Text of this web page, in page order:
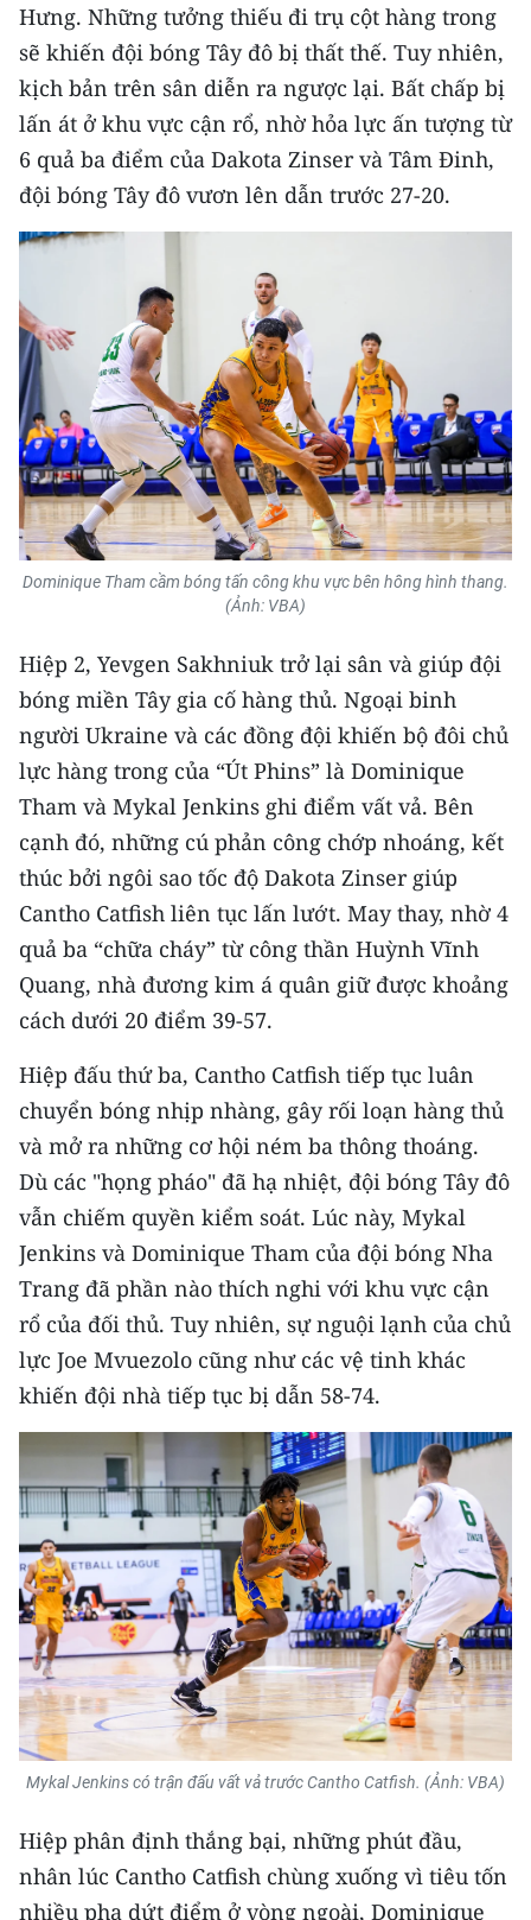
E-Magazine
Video
Media Chính trị
Media Kinh tế
Media Văn hóa
Media Xã hội
Media Pháp luật
Media Du lịch
Media Thế giới
Media Thể thao
Media Giáo dục
Media Y tế
Media Môi trường
Ảnh
Infographic
TIN MỚI
TIN ĐỊA PHƯƠNG
Trung du và miền núi phía Bắc
Bắc Trung Bộ
Duyên hải Nam Trung Bộ và Tây
Nguyên
Đông Nam Bộ
Đồng bằng sông Cửu Long
Chuyên trang Hà Nội
Chuyên trang TP. Hồ Chí Minh
CHUYÊN ĐỀ
CÁC CHUYÊN TRANG
VỀ BÁO NHÂN DÂN
THỜI NAY
NHÂN DÂN CUỐI TUẦN
NHÂN DÂN HẰNG THÁNG
ĐỌC BÁO IN
Hưng. Những tưởng thiếu đi trụ cột hàng trong
sẽ khiến đội bóng Tây đô bị thất thế. Tuy nhiên,
kịch bản trên sân diễn ra ngược lại. Bất chấp bị
lấn át ở khu vực cận rổ, nhờ hỏa lực ấn tượng từ
6 quả ba điểm của Dakota Zinser và Tâm Đinh,
đội bóng Tây đô vươn lên dẫn trước 27-20.
Dominique Tham cầm bóng tấn công khu vực bên hông hình thang.
(Ảnh: VBA)
Hiệp 2, Yevgen Sakhniuk trở lại sân và giúp đội
bóng miền Tây gia cố hàng thủ. Ngoại binh
người Ukraine và các đồng đội khiến bộ đôi chủ
lực hàng trong của “Út Phins” là Dominique
Tham và Mykal Jenkins ghi điểm vất vả. Bên
cạnh đó, những cú phản công chớp nhoáng, kết
thúc bởi ngôi sao tốc độ Dakota Zinser giúp
Cantho Catfish liên tục lấn lướt. May thay, nhờ 4
quả ba “chữa cháy” từ công thần Huỳnh Vĩnh
Quang, nhà đương kim á quân giữ được khoảng
cách dưới 20 điểm 39-57.
Hiệp đấu thứ ba, Cantho Catfish tiếp tục luân
chuyển bóng nhịp nhàng, gây rối loạn hàng thủ
và mở ra những cơ hội ném ba thông thoáng.
Dù các "họng pháo" đã hạ nhiệt, đội bóng Tây đô
vẫn chiếm quyền kiểm soát. Lúc này, Mykal
Jenkins và Dominique Tham của đội bóng Nha
Trang đã phần nào thích nghi với khu vực cận
rổ của đối thủ. Tuy nhiên, sự nguội lạnh của chủ
lực Joe Mvuezolo cũng như các vệ tinh khác
khiến đội nhà tiếp tục bị dẫn 58-74.
Mykal Jenkins có trận đấu vất vả trước Cantho Catfish. (Ảnh: VBA)
Hiệp phân định thắng bại, những phút đầu,
nhân lúc Cantho Catfish chùng xuống vì tiêu tốn
nhiều pha dứt điểm ở vòng ngoài, Dominique